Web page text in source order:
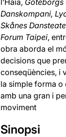
l’Haia, Göteborgs
Danskompani,
Skånes
Forum Taipei,
obra aborda el
decisions que
conseqüències, i
la simple forma o
amb una gran i
moviment
Sinopsi